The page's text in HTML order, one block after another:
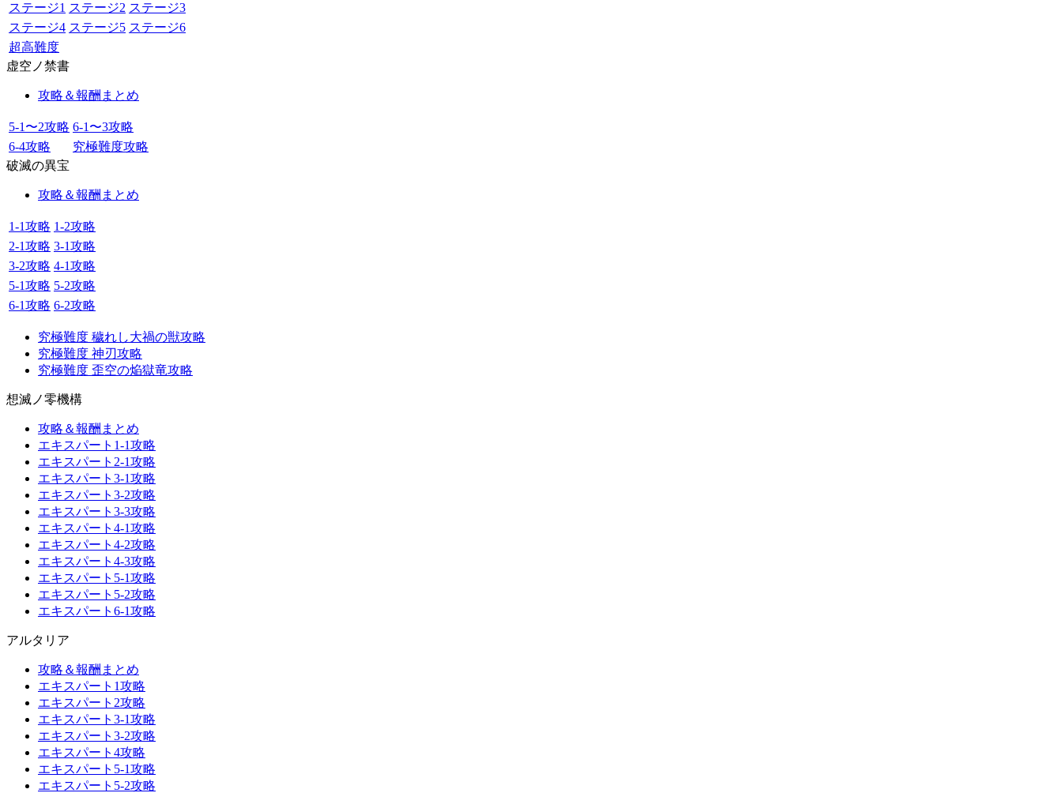
ステージ1 ステージ2 ステージ3
ステージ4 ステージ5 ステージ6
超高難度
虚空ノ禁書
攻略＆報酬まとめ
5-1〜2攻略 6-1〜3攻略
6-4攻略
究極難度攻略
破滅の異宝
攻略＆報酬まとめ
1-1攻略 1-2攻略
2-1攻略 3-1攻略
3-2攻略 4-1攻略
5-1攻略 5-2攻略
6-1攻略 6-2攻略
究極難度 穢れし大禍の獣攻略
究極難度 神刃攻略
究極難度 歪空の焔獄竜攻略
想滅ノ零機構
攻略＆報酬まとめ
エキスパート1-1攻略
エキスパート2-1攻略
エキスパート3-1攻略
エキスパート3-2攻略
エキスパート3-3攻略
エキスパート4-1攻略
エキスパート4-2攻略
エキスパート4-3攻略
エキスパート5-1攻略
エキスパート5-2攻略
エキスパート6-1攻略
アルタリア
攻略＆報酬まとめ
エキスパート1攻略
エキスパート2攻略
エキスパート3-1攻略
エキスパート3-2攻略
エキスパート4攻略
エキスパート5-1攻略
エキスパート5-2攻略